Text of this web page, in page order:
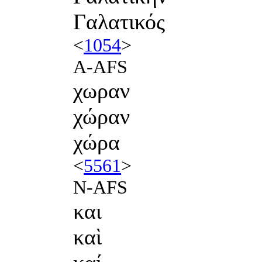
Γαλατικός
<1054>
A-AFS
χωραν
χώραν
χώρα
<5561>
N-AFS
και
καὶ